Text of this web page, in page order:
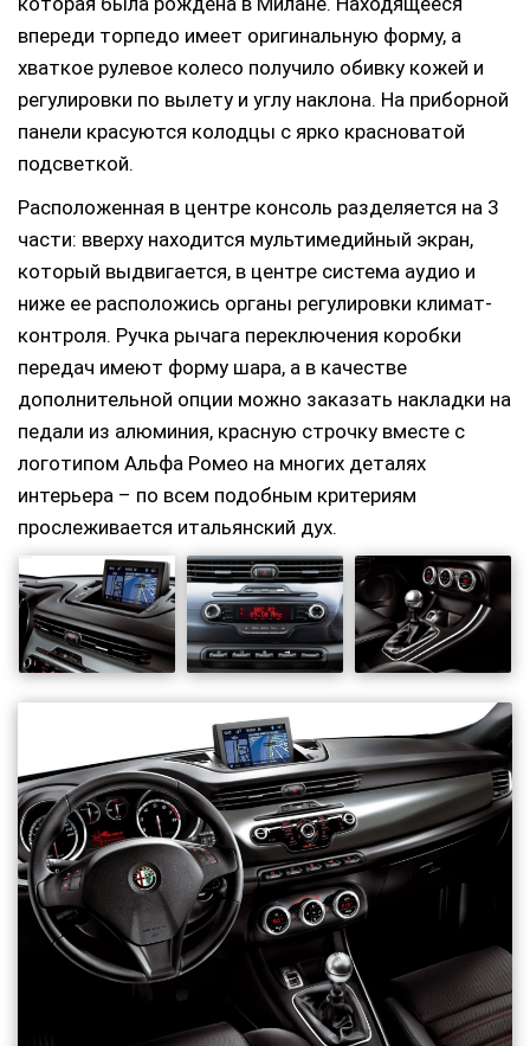
впереди торпедо имеет оригинальную форму, а
хваткое рулевое колесо получило обивку кожей и
регулировки по вылету и углу наклона. На приборной
панели красуются колодцы с ярко красноватой
подсветкой.
Расположенная в центре консоль разделяется на 3
части: вверху находится мультимедийный экран,
который выдвигается, в центре система аудио и
ниже ее расположись органы регулировки климат-
контроля. Ручка рычага переключения коробки
передач имеют форму шара, а в качестве
дополнительной опции можно заказать накладки на
педали из алюминия, красную строчку вместе с
логотипом Альфа Ромео на многих деталях
интерьера – по всем подобным критериям
прослеживается итальянский дух.